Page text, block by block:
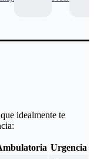
idealmente te
Urgencia